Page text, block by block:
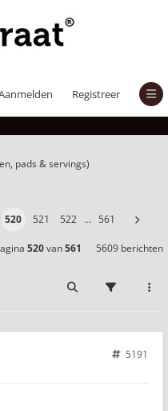
Registreer
pads & servings)
520 521 522 … 561
520van561 5609 berichten
5191